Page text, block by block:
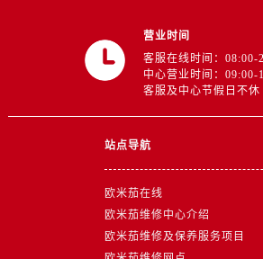
营业时间
客服在线时间：08:00-
中心营业时间：09:00-
客服及中心节假日不休
站点导航
欧米茄在线
欧米茄维修中心介绍
欧米茄维修及保养服务项目